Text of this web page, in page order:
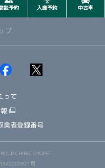
談予約 入庫予約 中古車
プ
って
業者登録番号
CHIBATOYOPET.
号